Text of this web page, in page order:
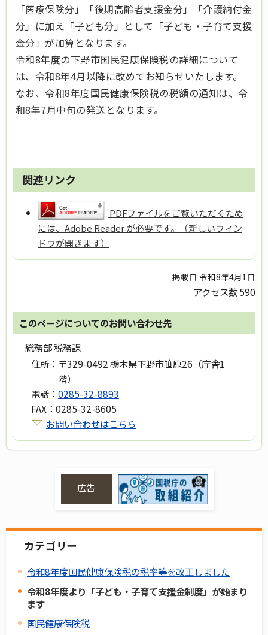
「医療保険分」「後期高齢者支援金分」「介護納付金
分」に加え「子ども分」として「子ども・子育て支援
金分」が加算となります。
令和8年度の下野市国民健康保険税の詳細について
は、令和8年4月以降に改めてお知らせいたします。
なお、令和8年度国民健康保険税の税額の通知は、令
和8年7月中旬の発送となります。
関連リンク
PDFファイルをご覧いただくため
には、Adobe Reader が必要です。（新しいウィン
ドウが開きます）
掲載日 令和8年4月1日
アクセス数590
このページについてのお問い合わせ先
総務部 税務課
住所： 〒329-0492 栃木県下野市笹原26（庁舎1
階）
電話： 0285-32-8893
FAX： 0285-32-8605
お問い合わせはこちら
広告
カテゴリー
令和8年度国民健康保険税の税率等を改正しました
令和8年度より「子ども・子育て支援金制度」が始まり
ます
国民健康保険税